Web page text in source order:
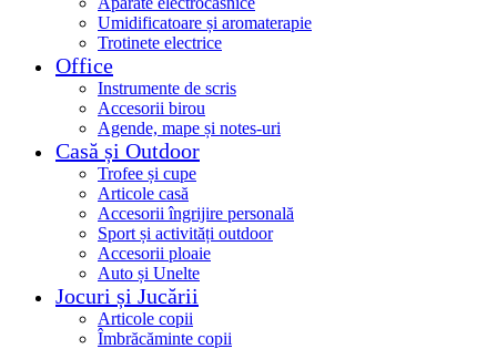
Umidificatoare și aromaterapie
Trotinete electrice
Office
Instrumente de scris
Accesorii birou
Agende, mape și notes-uri
Casă și Outdoor
Trofee și cupe
Articole casă
Accesorii îngrijire personală
Sport și activități outdoor
Accesorii ploaie
Auto și Unelte
Jocuri și Jucării
Articole copii
Îmbrăcăminte copii